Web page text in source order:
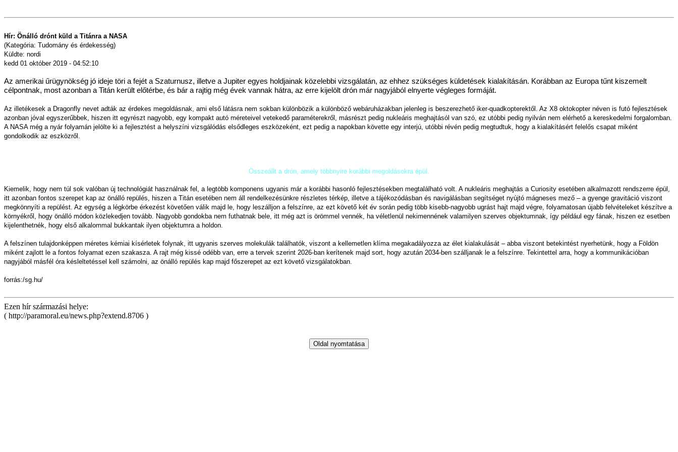
Hír: Önálló drónt küld a Titánra a NASA
(Kategória: Tudomány és érdekesség)
Küldte: nordi
kedd 01 október 2019 - 04:52:10
Az amerikai űrügynökség jó ideje töri a fejét a Szaturnusz, illetve a Jupiter egyes holdjainak közelebbi vizsgálatán, az ehhez szükséges küldetések kialakításán. Korábban az Europa tűnt kiszemelt
célpontnak, most azonban a Titán került előtérbe, és bár a rajtig még évek vannak hátra, az erre kijelölt drón már nagyjából elnyerte végleges formáját.
Az illetékesek a Dragonfly nevet adták az érdekes megoldásnak, ami első látásra nem sokban különbözik a különböző webáruházakban jelenleg is beszerezhető iker-quadkopterektől. Az X8 oktokopter néven is futó fejlesztések
azonban jóval egyszerűbbek, hiszen itt egyrészt nagyobb, egy kompakt autó méreteivel vetekedő paraméterekről, másrészt pedig nukleáris meghajtásól van szó, ez utóbbi pedig nyilván nem elérhető a kereskedelmi forgalomban.
A NASA még a nyár folyamán jelölte ki a fejlesztést a helyszíni vizsgálódás elsődleges eszközeként, ezt pedig a napokban követte egy interjú, utóbbi révén pedig megtudtuk, hogy a kialakításért felelős csapat miként
gondolkodik az eszközről.
Összeállt a drón, amely többnyire korábbi megoldásokra épül.
Kiemelik, hogy nem túl sok valóban új technológiát használnak fel, a legtöbb komponens ugyanis már a korábbi hasonló fejlesztésekben megtalálható volt. A nukleáris meghajtás a Curiosity esetében alkalmazott rendszerre épül,
itt azonban fontos szerepet kap az önálló repülés, hiszen a Titán esetében nem áll rendelkezésünkre részletes térkép, illetve a tájékozódásban és navigálásban segítséget nyújtó mágneses mező – a gyenge gravitáció viszont
megkönnyíti a repülést. Az egység a légkörbe érkezést követően válik majd le, hogy leszálljon a felszínre, az ezt követő két év során pedig több kisebb-nagyobb ugrást hajt majd végre, folyamatosan újabb felvételeket készítve a
környékről, hogy önálló módon közlekedjen tovább. Nagyobb gondokba nem futhatnak bele, itt még azt is örömmel vennék, ha véletlenül nekimennének valamilyen szerves objektumnak, így például egy fának, hiszen ez esetben
kijelenthetnék, hogy első alkalommal bukkantak ilyen objektumra a holdon.
A felszínen tulajdonképpen méretes kémiai kísérletek folynak, itt ugyanis szerves molekulák találhatók, viszont a kellemetlen klíma megakadályozza az élet kialakulását – abba viszont betekintést nyerhetünk, hogy a Földön
miként zajlott le a fontos folyamat ezen szakasza. A rajt még kissé odébb van, erre a tervek szerint 2026-ban kerítenek majd sort, hogy azután 2034-ben szálljanak le a felszínre. Tekintettel arra, hogy a kommunikációban
nagyjából másfél óra késleltetéssel kell számolni, az önálló repülés kap majd főszerepet az ezt követő vizsgálatokban.
forrás:/sg.hu/
Ezen hír származási helye:
( http://paramoral.eu/news.php?extend.8706 )